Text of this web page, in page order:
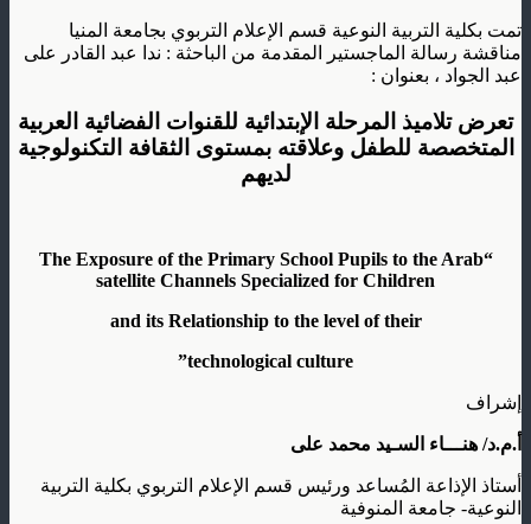
تمت بكلية التربية النوعية قسم الإعلام التربوي بجامعة المنيا
مناقشة رسالة الماجستير المقدمة من الباحثة : ندا عبد القادر على
عبد الجواد ، بعنوان :
تعرض تلاميذ المرحلة الإبتدائية للقنوات الفضائية العربية
المتخصصة للطفل وعلاقته بمستوى الثقافة التكنولوجية
لديهم
“The Exposure of the Primary School Pupils to the Arab
satellite Channels Specialized for Children
and its Relationship to the level of their
technological culture”
إشراف
أ.م.د/ هنـــاء السـيد محمد على
أستاذ الإذاعة المُساعد ورئيس قسم الإعلام التربوي بكلية التربية
النوعية- جامعة المنوفية